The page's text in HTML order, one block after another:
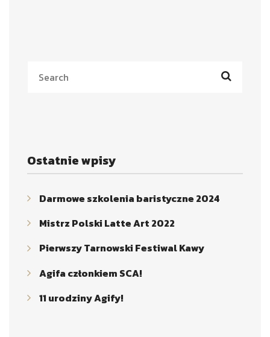
Ostatnie wpisy
Darmowe szkolenia baristyczne 2024
Mistrz Polski Latte Art 2022
Pierwszy Tarnowski Festiwal Kawy
Agifa członkiem SCA!
11 urodziny Agify!